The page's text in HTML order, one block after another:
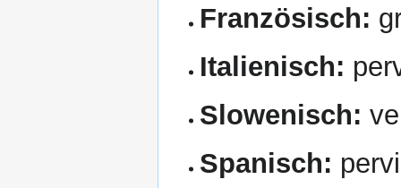
Französisch:
Italienisch:
Slowenisch:
Spanisch: